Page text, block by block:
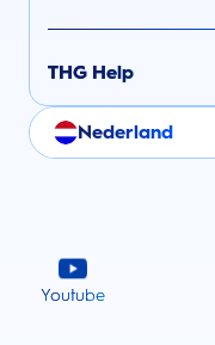
THG Help
Nederland
Youtube